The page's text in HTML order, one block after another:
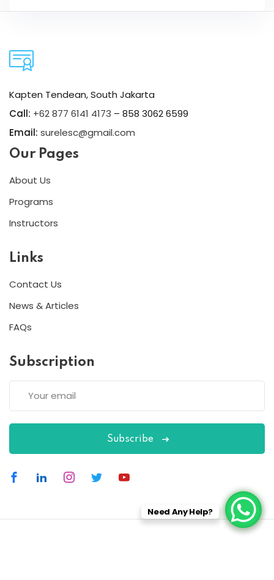
Kapten Tendean, South Jakarta
Call: +62 877 6141 4173 – 858 3062 6599
Email: surelesc@gmail.com
Our Pages
About Us
Programs
Instructors
Links
Contact Us
News & Articles
FAQs
Subscription
Subscribe
Need Any Help?